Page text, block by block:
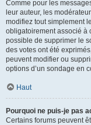
Comme pour les
leur auteur, les
modifiez tout simplement
obligatoirement associé à
possible de supprimer le
des votes ont été
peuvent modifier ou
options d’un sondage en
Haut
Pourquoi ne puis-je pas
Certains forums peuvent